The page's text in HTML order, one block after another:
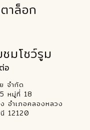
าล็อก
ชมโชว์รูม
อ
จำกัด
หมู่ที่ 18
อำเภอคลองหลวง
12120